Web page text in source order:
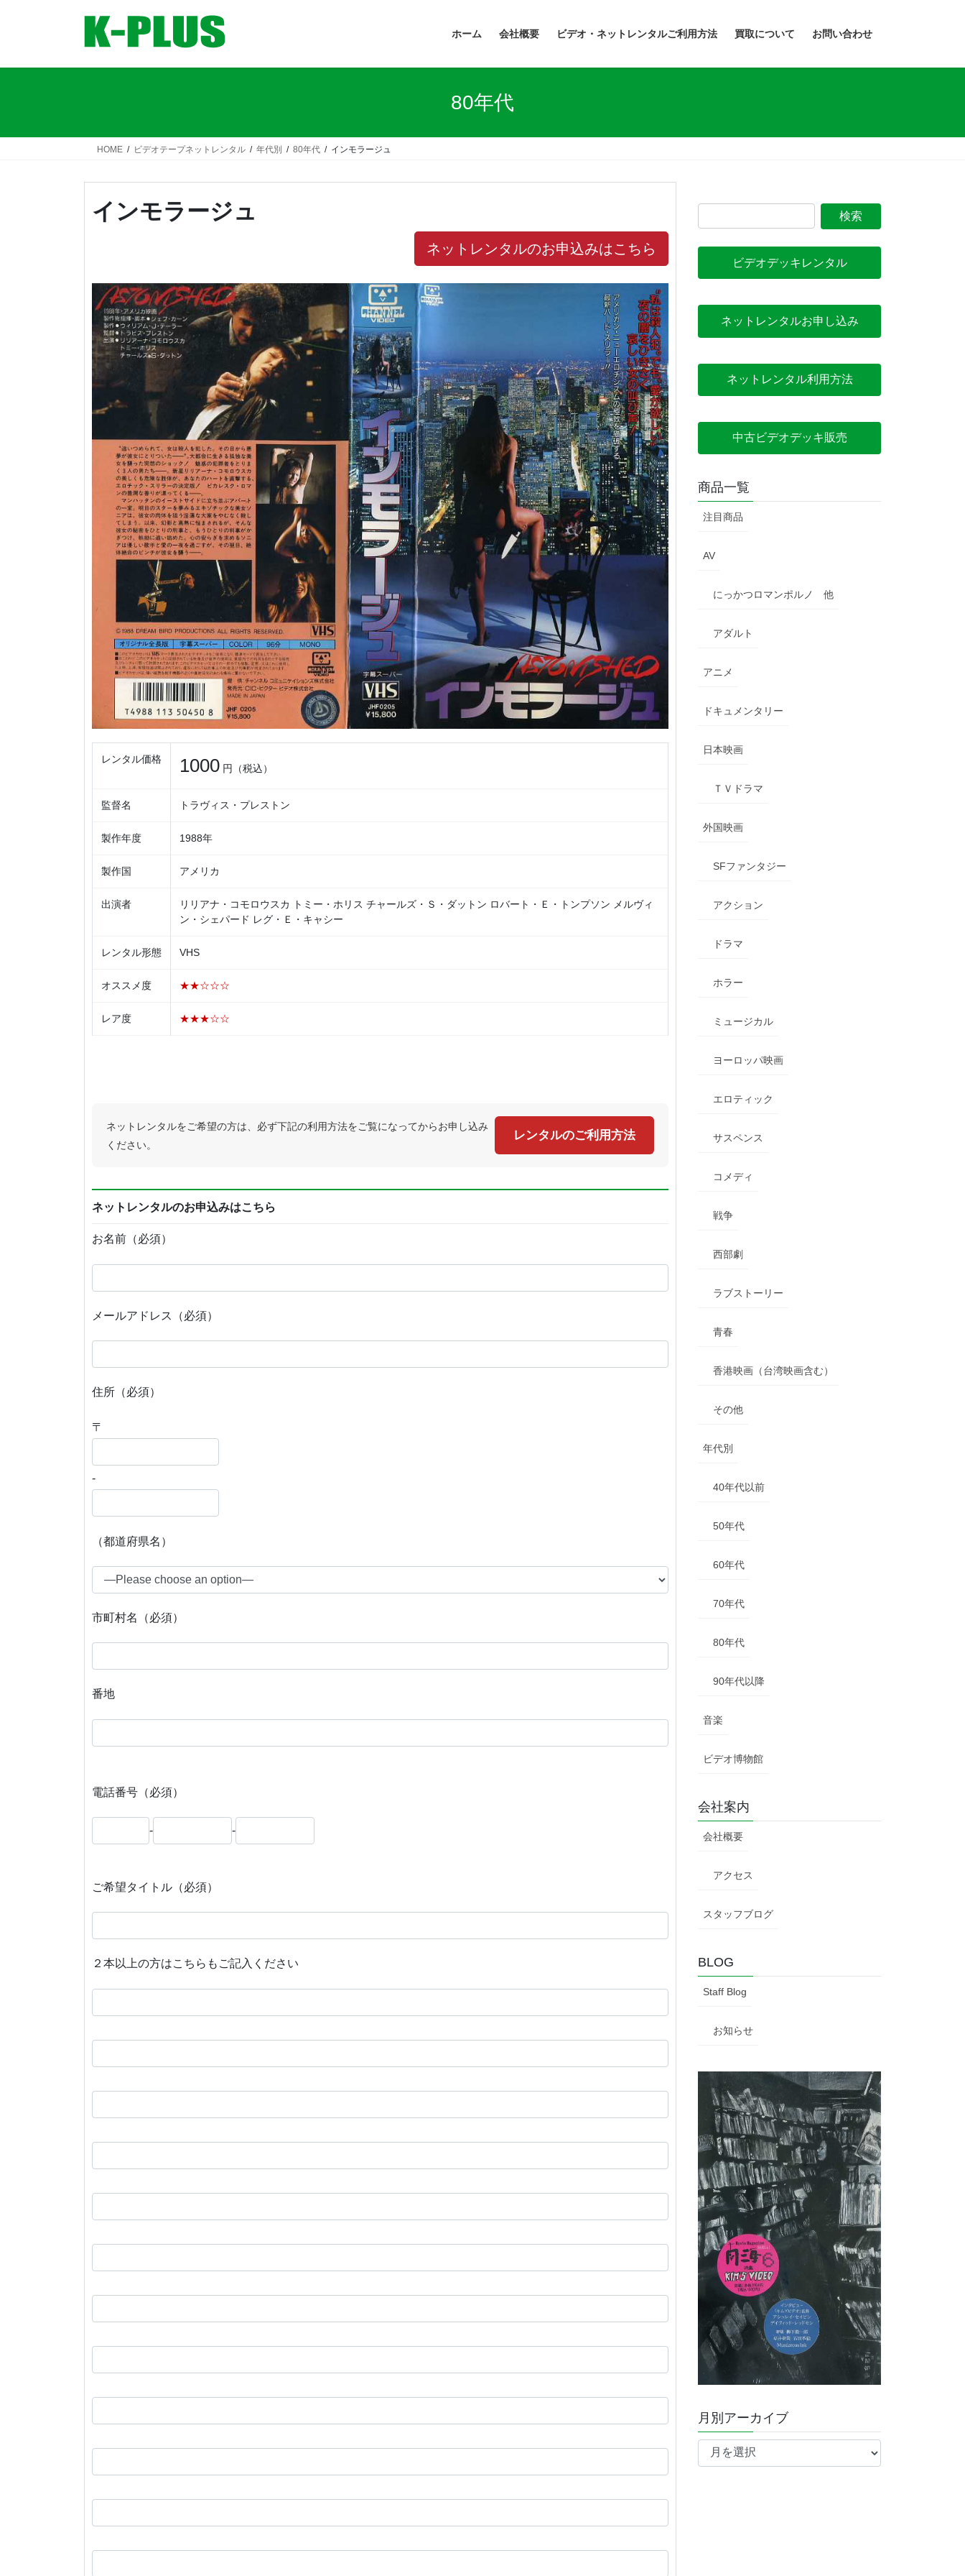
ホーム 会社概要 ビデオ・ネットレンタルご利用方法 買取について お問い合わせ
80年代
HOME ビデオテープネットレンタル 年代別 80年代 インモラージュ
インモラージュ
ネットレンタルのお申込みはこちら
レンタル価格 1000 円（税込）
監督名 トラヴィス・プレストン
製作年度 1988年
製作国 アメリカ
出演者
リリアナ・コモロウスカ トミー・ホリス チャールズ・Ｓ・ダットン ロバート・Ｅ・トンプソン メルヴィ
ン・シェパード レグ・Ｅ・キャシー
レンタル形態 VHS
オススメ度 ★★☆☆☆
レア度 ★★★☆☆
ネットレンタルをご希望の方は、必ず下記の利用方法をご覧になってからお申し込み
ください。
レンタルのご利用方法
ネットレンタルのお申込みはこちら
お名前（必須）
メールアドレス（必須）
住所（必須）
〒
-
（都道府県名）
市町村名（必須）
番地
電話番号（必須）
- -
ご希望タイトル（必須）
２本以上の方はこちらもご記入ください
ビデオデッキレンタル
ネットレンタルお申し込み
ネットレンタル利用方法
中古ビデオデッキ販売
商品一覧
注目商品
AV
にっかつロマンポルノ 他
アダルト
アニメ
ドキュメンタリー
日本映画
ＴＶドラマ
外国映画
SFファンタジー
アクション
ドラマ
ホラー
ミュージカル
ヨーロッパ映画
エロティック
サスペンス
コメディ
戦争
西部劇
ラブストーリー
青春
香港映画（台湾映画含む）
その他
年代別
40年代以前
50年代
60年代
70年代
80年代
90年代以降
音楽
ビデオ博物館
会社案内
会社概要
アクセス
スタッフブログ
BLOG
Staff Blog
お知らせ
月別アーカイブ
月